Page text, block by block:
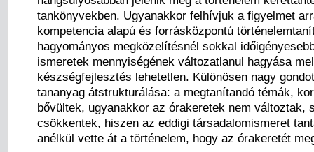
tankönyvekben. Ugyanakkor felhívjuk a figyelmet
kompetencia alapú és forrásközpontú
hagyományos megközelítésnél sokkal
ismeretek mennyiségének változatlanul hagyása
készségfejlesztés lehetetlen. Különösen nagy
tananyag átstrukturálása: a megtanítandó témák,
bővültek, ugyanakkor az órakeretek nem változtak,
csökkentek, hiszen az eddigi társadalomismeret
anélkül vette át a történelem, hogy az órakeretét